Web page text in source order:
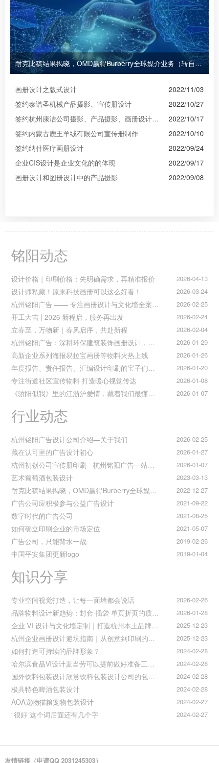
耐克比稿结果揭晓，OMD赢得Burberry全球媒介业务（转自广告狂人日报）
2022/11/03
画册设计之版式设计
2022/10/27
签约泰谱圣机械产品摄影、宣传册设计
2022/10/17
签约杭州康洁公司摄影、产品摄影、画册设计制作
2022/10/10
签约内蒙古鹿王羊绒有限公司宣传册制作
2022/09/24
签约纳什医疗画册设计
2022/09/17
企业CIS设计是企业文化的的体现
2022/09/08
画册设计和图册设计中的产品摄影
铭阳动态
2026-04-13
设计价格｜印刷价格：先明确需求，再精准报价
2026-03-24
设计师私藏！原来科技画册可以这么好看！
2026-02-25
杭州铭阳广告 —— 专注画册设计与文化墙全案落地
2026-02-24
开工大吉 | 2026 新程启，服务再出发
2026-02-04
立春至，万物新｜春风启序，共赴新程
2026-01-29
杭州铭阳广告：深耕环保建筑装饰画册设计，赋能空间美学与可持续发展
2026-01-26
高新企业系列海报易拉宝画册等物料火热上线
2026-01-20
年度报告、责任报告、汇编设计印刷的宝子们集合！
2026-01-08
专注街道社区宣传物料 打造暖心视觉传达
2026-01-07
《骄阳似我》里的江浙沪爱情，藏着我们最懂的温柔与默契
行业动态
2026-02-25
杭州铭阳广告设计公司介绍—关于我们
2026-01-27
藏在认可里的广告设计初心
2026-01-07
杭州初创公司宣传册印刷 - 杭州铭阳广告一站式解决方案
2023-03-13
艺术葡萄酒包装设计
2022-12-27
耐克比稿结果揭晓，OMD赢得Burberry全球媒介业务（转自广告狂人日报）
2021-09-22
广告公司应积极参与公益广告设计
2021-08-25
数字时代的广告公司
2021-05-07
如何确立印刷企业的市场定位
2019-02-26
广告公司，只能背水一战
2019-01-04
中国平安集团更新logo
知识分享
2026-02-26
专业空间视觉打造，让每一面墙都会说话
2026-01-28
品牌物料设计新趋势：封套·插袋·单页折页的质感升级之道
2025-12-23
企业 VI 设计与文化墙定制｜打造杭州本土品牌专属视觉符号
2025-12-23
杭州企业画册设计避坑指南｜从创意到印刷的全流程把控
2024-02-28
如何打造可持续的品牌形象？
2024-02-28
哈尔滨食品VI设计麦当劳可以提前做好准备工作促进挪动购买
2024-02-28
国外饮料包装设计欣赏饮料包装设计公司的包装设计
2024-02-28
极具特色啤酒包装设计
2024-02-27
AOA宠物猫粮宠物包装设计
2024-02-27
“很好”这个词后面还有几个字
友情链接（申请QQ 2031245303）